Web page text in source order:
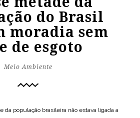
do Brasil
moradia sem
de esgoto
Meio Ambiente
da população brasileira não estava ligada a